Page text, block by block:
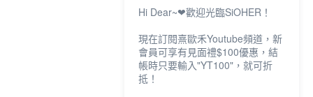
Hi Dear~❤歡迎光臨SiOHER！
現在訂閱熹歐禾Youtube頻道，新
會員可享有見面禮$100優惠，結
帳時只要輸入"YT100"，就可折
抵！